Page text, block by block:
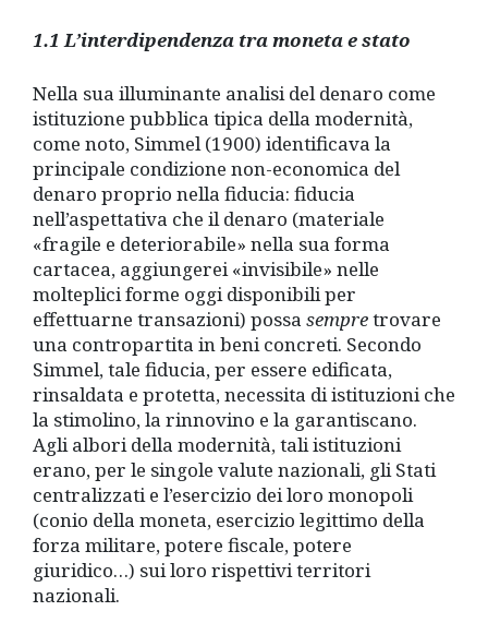
1.1 L’interdipendenza tra moneta e stato
Nella sua illuminante analisi del denaro come
istituzione pubblica tipica della modernità,
come noto, Simmel (1900) identificava la
principale condizione non-economica del
denaro proprio nella fiducia: fiducia
nell’aspettativa che il denaro (materiale
«fragile e deteriorabile» nella sua forma
cartacea, aggiungerei «invisibile» nelle
molteplici forme oggi disponibili per
effettuarne transazioni) possa sempretrovare
una contropartita in beni concreti. Secondo
Simmel, tale fiducia, per essere edificata,
rinsaldata e protetta, necessita di istituzioni che
la stimolino, la rinnovino e la garantiscano.
Agli albori della modernità, tali istituzioni
erano, per le singole valute nazionali, gli Stati
centralizzati e l’esercizio dei loro monopoli
(conio della moneta, esercizio legittimo della
forza militare, potere fiscale, potere
giuridico…) sui loro rispettivi territori
nazionali.